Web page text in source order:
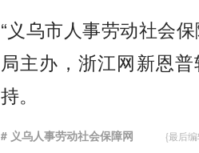
“义乌市人事劳动社会
局主办，浙江网新恩
持。
# 义乌人事劳动社会保障网 {最后编辑